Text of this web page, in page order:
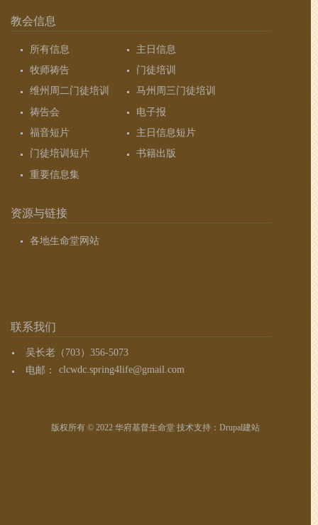
教会信息
所有信息
主日信息
牧师祷告
门徒培训
维州周二门徒培训
马州周三门徒培训
祷告会
电子报
福音短片
主日信息短片
门徒培训短片
书籍出版
重要信息集
资源与链接
各地生命堂网站
联系我们
吴长老（703）356-5073
电邮：
clcwdc.spring4life@gmail.com
版权所有 © 2022 华府基督生命堂 技术支持： Drupal建站